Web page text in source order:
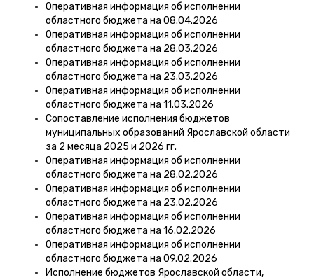
Оперативная информация об исполнении
областного бюджета на 08.04.2026
Оперативная информация об исполнении
областного бюджета на 28.03.2026
Оперативная информация об исполнении
областного бюджета на 23.03.2026
Оперативная информация об исполнении
областного бюджета на 11.03.2026
Сопоставление исполнения бюджетов
муниципальных образований Ярославской области
за 2 месяца 2025 и 2026 гг.
Оперативная информация об исполнении
областного бюджета на 28.02.2026
Оперативная информация об исполнении
областного бюджета на 23.02.2026
Оперативная информация об исполнении
областного бюджета на 16.02.2026
Оперативная информация об исполнении
областного бюджета на 09.02.2026
Исполнение бюджетов Ярославской области,